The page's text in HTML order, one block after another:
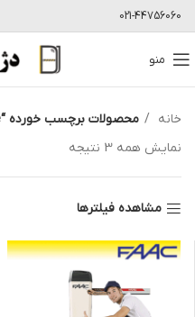
021-44756060
منو
خانه
محصولات برچسب خورده “FAAC Barrier Repair Guide”
نمایش همه 3 نتیجه
مشاهده فیلترها